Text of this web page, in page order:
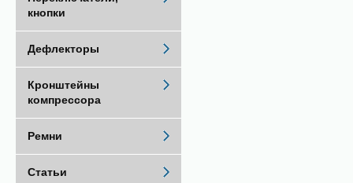
кнопки
Дефлекторы
Кронштейны
компрессора
Ремни
Статьи